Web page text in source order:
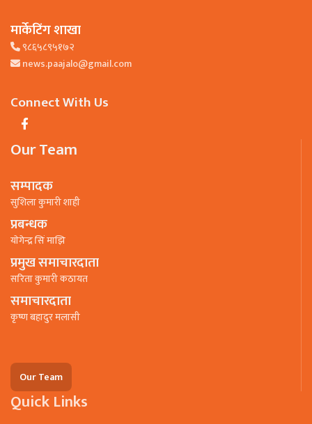
मार्केटिंग शाखा
९८६५८९५१७२
news.paajalo@gmail.com
Connect With Us
Our Team
सम्पादक
सुशिला कुमारी शाही
प्रबन्धक
याेगेन्द्र सिं माझि
प्रमुख समाचारदाता
सरिता कुमारी कठायत
समाचारदाता
कृष्ण बहादुर मलासी
Our Team
Quick Links